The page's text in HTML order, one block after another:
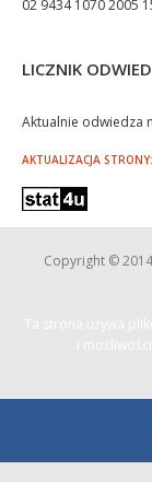
02 9434 1070 2005
LICZNIK
Aktualnie odwiedza
AKTUALIZACJA
Copyright © 2014
Projekt i